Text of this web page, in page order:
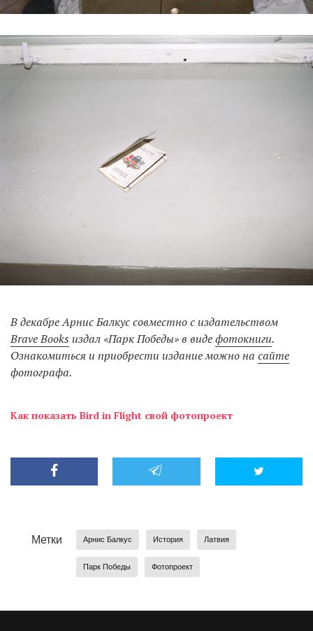
В декабре Арнис Балкус совместно с издательством
Brave Books издал «Парк Победы» в видефотокниги.
Ознакомиться и приобрести издание можно на сайте
фотографа.
Как показать Bird in Flight свой фотопроект
Метки Арнис Балкус История Латвия
Парк Победы Фотопроект